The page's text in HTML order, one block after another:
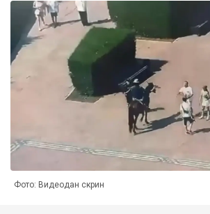
Фото: Видеодан скрин